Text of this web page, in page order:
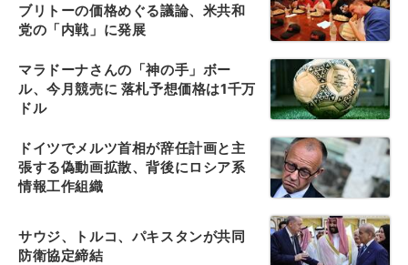
ブリトーの価格めぐる議論、米共和
党の「内戦」に発展
マラドーナさんの「神の手」ボー
ル、今月競売に 落札予想価格は1千万
ドル
ドイツでメルツ首相が辞任計画と主
張する偽動画拡散、背後にロシア系
情報工作組織
サウジ、トルコ、パキスタンが共同
防衛協定締結